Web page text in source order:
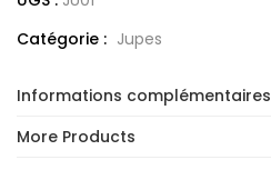
Catégorie : Jupes
Informations complémentaires
More Products